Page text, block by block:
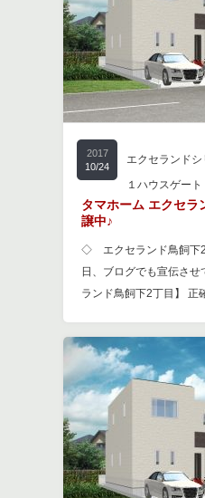
2017
10/24
エクセランドシ
１ハウスゲート
タマホーム エクセラ
譲中♪
◇ エクセランド鳥飼
日、ブログでも宣伝さ
ランド鳥飼下2丁目】